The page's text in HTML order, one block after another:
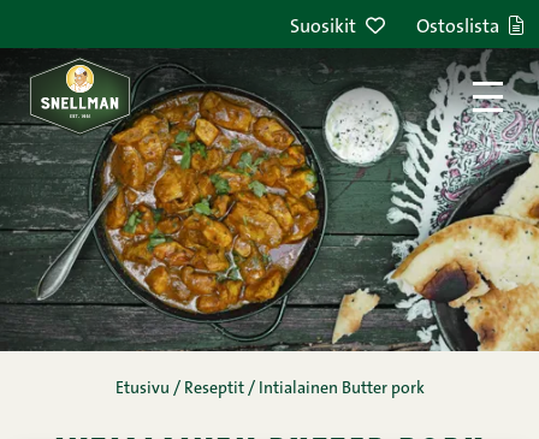
Suosikit Ostoslista
Etusivu / Reseptit / Intialainen Butter pork